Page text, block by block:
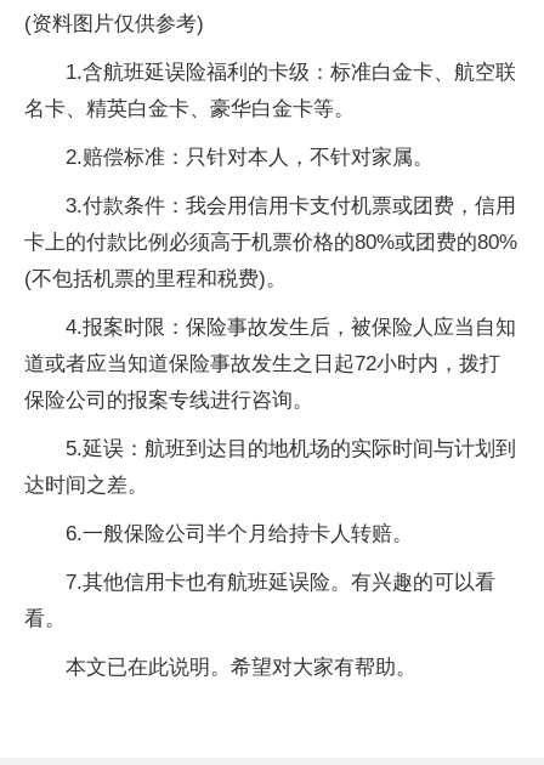
(资料图片仅供参考)
1.含航班延误险福利的卡级：标准白金卡、航空联
名卡、精英白金卡、豪华白金卡等。
2.赔偿标准：只针对本人，不针对家属。
3.付款条件：我会用信用卡支付机票或团费，信用
卡上的付款比例必须高于机票价格的80%或团费的80%
(不包括机票的里程和税费)。
4.报案时限：保险事故发生后，被保险人应当自知
道或者应当知道保险事故发生之日起72小时内，拨打
保险公司的报案专线进行咨询。
5.延误：航班到达目的地机场的实际时间与计划到
达时间之差。
6.一般保险公司半个月给持卡人转赔。
7.其他信用卡也有航班延误险。有兴趣的可以看
看。
本文已在此说明。希望对大家有帮助。